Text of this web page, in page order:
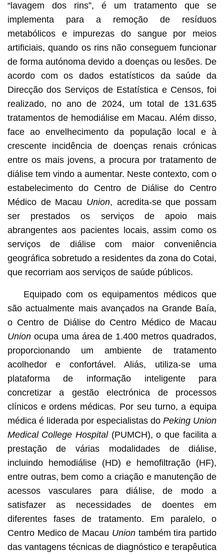
“lavagem dos rins”, é um tratamento que se
implementa para a remoção de resíduos
metabólicos e impurezas do sangue por meios
artificiais, quando os rins não conseguem funcionar
de forma autónoma devido a doenças ou lesões. De
acordo com os dados estatísticos da saúde da
Direcção dos Serviços de Estatística e Censos, foi
realizado, no ano de 2024, um total de 131.635
tratamentos de hemodiálise em Macau. Além disso,
face ao envelhecimento da população local e à
crescente incidência de doenças renais crónicas
entre os mais jovens, a procura por tratamento de
diálise tem vindo a aumentar. Neste contexto, com o
estabelecimento do Centro de Diálise do Centro
Médico de Macau Union, acredita-se que possam
ser prestados os serviços de apoio mais
abrangentes aos pacientes locais, assim como os
serviços de diálise com maior conveniência
geográfica sobretudo a residentes da zona do Cotai,
que recorriam aos serviços de saúde públicos.
Equipado com os equipamentos médicos que
são actualmente mais avançados na Grande Baía,
o Centro de Diálise do Centro Médico de Macau
Unionocupa uma área de 1.400 metros quadrados,
proporcionando um ambiente de tratamento
acolhedor e confortável. Aliás, utiliza-se uma
plataforma de informação inteligente para
concretizar a gestão electrónica de processos
clínicos e ordens médicas. Por seu turno, a equipa
médica é liderada por especialistas doPeking Union
Medical College Hospital(PUMCH), o que facilita a
prestação de várias modalidades de diálise,
incluindo hemodiálise (HD) e hemofiltração (HF),
entre outras, bem como a criação e manutenção de
acessos vasculares para diálise, de modo a
satisfazer as necessidades de doentes em
diferentes fases de tratamento. Em paralelo, o
Centro Medico de Macau Uniontambém tira partido
das vantagens técnicas de diagnóstico e terapêutica